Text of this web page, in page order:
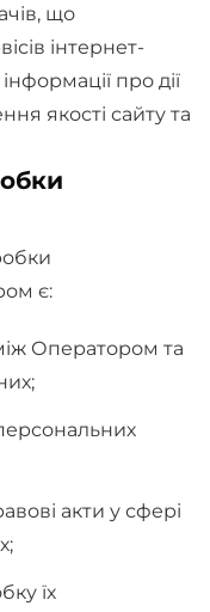
що
інтернет-
про дії
якості сайту та
є:
Оператором та
акти у сфері
їх